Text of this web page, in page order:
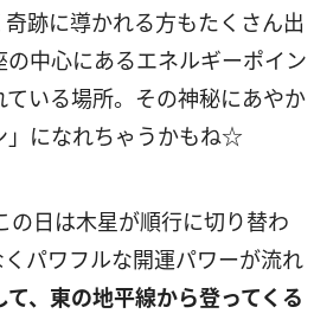
跡に導かれる方もたくさん出
中心にあるエネルギーポイン
いる場所。その神秘にあやか
」になれちゃうかもね☆
の日は木星が順行に切り替わ
パワフルな開運パワーが流れ
、東の地平線から登ってくる